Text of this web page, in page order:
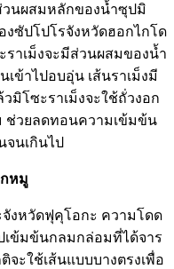
วนผสมหลักของนํ้าซุปมิ
งซัปโปโรจังหวัดฮอกไกโด
ราเม็งจะมีส่วนผสมของนํ้า
ข้าไปอบอุ่น เส้นราเม็งมี
มิโซะราเม็งจะใช้ถั่วงอก
ช่วยลดทอนความเข้มข้น
นเกินไป
หมู
จังหวัดฟุคุโอกะ ความโดด
เข้มข้นกลมกล่อมที่ได้จาร
จะใช้เส้นแบบบางตรงเพื่อ